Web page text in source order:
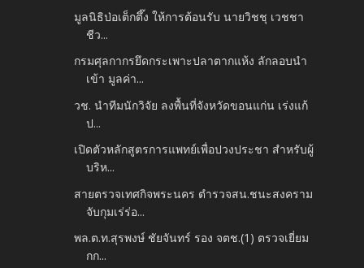
มูลนิธิป่อเต็กตึ๊ง ให้การต้อนรับ นายวิชชุ เวชชา
ชีว...
กรมศุลกากรยึดกระเพาะปลาตากแห้ง ลักลอบนำ
เข้า มูลค่า...
วช. นำทีมนักวิจัย ลงพื้นที่จังหวัดขอนแก่น เร่งแก้
ป...
เปิดตัวหลักสูตรการแพทย์เพื่อปวงประชา สำหรับผู้
บริห...
สายตรวจเทศกิจพระนคร ตำรวจสน.ชนะสงคราม
จับกุมเร่ร่อ...
พล.ต.ท.สุรพงษ์ ชัยจันทร์ รอง จตช.(1) ตรวจเยี่ยม
กก...